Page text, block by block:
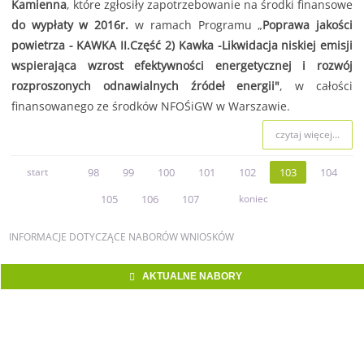
Kamienna, które zgłosiły zapotrzebowanie na środki finansowe
do wypłaty w 2016r. w ramach Programu „Poprawa jakości
powietrza - KAWKA II.Część 2) Kawka -Likwidacja niskiej emisji
wspierająca wzrost efektywności energetycznej i rozwój
rozproszonych odnawialnych źródeł energii", w całości
finansowanego ze środków NFOŚiGW w Warszawie.
czytaj więcej...
start 98 99 100 101 102 103
104
105
106 107 koniec
INFORMACJE DOTYCZĄCE NABORÓW WNIOSKÓW
AKTUALNE NABORY